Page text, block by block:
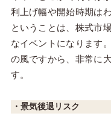
利上げ幅や開始時期は
ということは、株式市
なイベントになります
の風ですから、非常に
す。
・景気後退リスク